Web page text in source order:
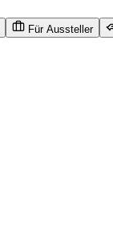
Für Aussteller